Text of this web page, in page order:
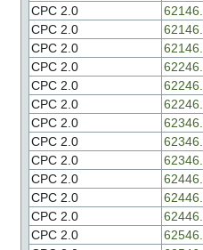
CPC 2.0
CPC 2.0
CPC 2.0
CPC 2.0
CPC 2.0
CPC 2.0
CPC 2.0
CPC 2.0
CPC 2.0
CPC 2.0
CPC 2.0
CPC 2.0
CPC 2.0